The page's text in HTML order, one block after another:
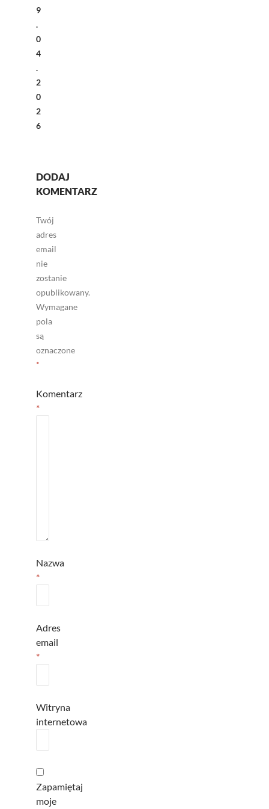
9
.
0
4
.
2
0
2
6
DODAJ
KOMENTARZ
Twój
adres
email
nie
zostanie
opublikowany.
Wymagane
pola
są
oznaczone
*
Komentarz
*
Nazwa
*
Adres
email
*
Witryna
internetowa
Zapamiętaj
moje